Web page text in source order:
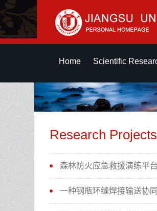
Home Scientific
Research Projects
森林防火应急救援演练平
一种钢瓶环缝焊接输送协